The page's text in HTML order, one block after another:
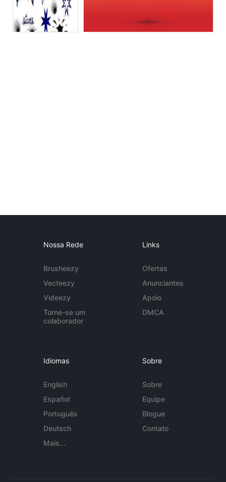
Nossa Rede
Brusheezy
Vecteezy
Videezy
Torne-se um
colaborador
Links
Ofertas
Anunciantes
Apoio
DMCA
Idiomas
English
Español
Português
Deutsch
Mais...
Sobre
Sobre
Equipe
Blogue
Contato